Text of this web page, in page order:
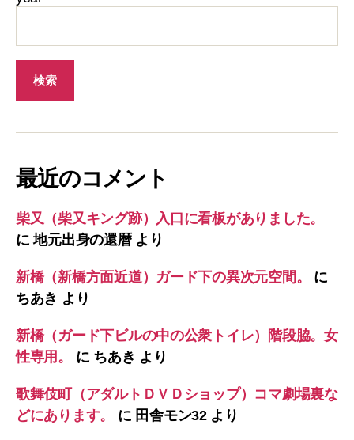
最近のコメント
柴又（柴又キング跡）入口に看板がありました。
に地元出身の還暦より
新橋（新橋方面近道）ガード下の異次元空間。
に
ちあき より
新橋（ガード下ビルの中の公衆トイレ）階段脇。女
性専用。
に ちあき より
歌舞伎町（アダルトＤＶＤショップ）コマ劇場裏な
どにあります。
に 田舎モン32より